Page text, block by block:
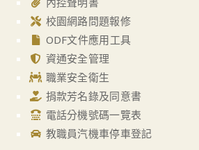
校園網路問題報修
ODF文件應用工具
資通安全管理
職業安全衛生
捐款芳名錄及同意書
電話分機號碼一覽表
教職員汽機車停車登記